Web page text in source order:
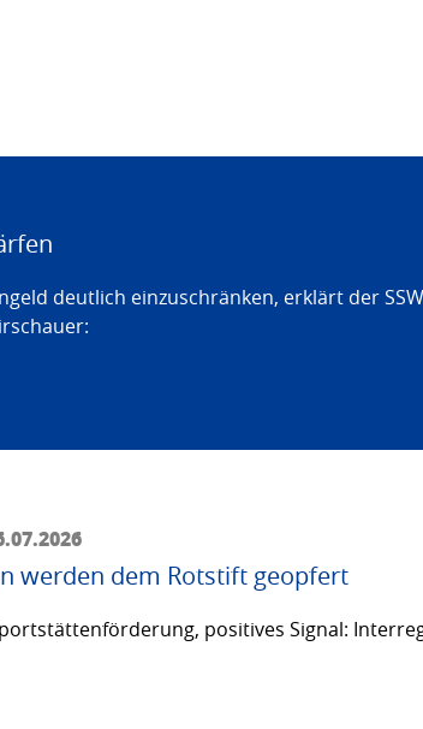
deutlich einzuschränken, erklärt der
werden dem Rotstift geopfert
positives Signal: